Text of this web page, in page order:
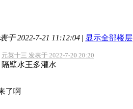
于 2022-7-21 11:12:04 | 显示全部楼层
元英十三 发表于 2022-7-20 20:20
隔壁水王多灌水
了啊